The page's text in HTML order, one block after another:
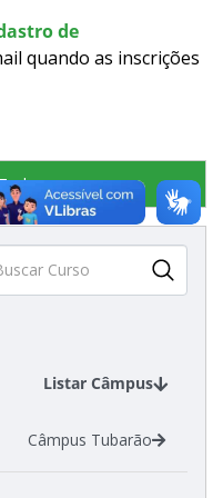
de
quando as inscrições
os cursos
Listar Câmpus
Câmpus Tubarão